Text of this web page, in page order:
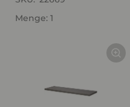
Menge: 1